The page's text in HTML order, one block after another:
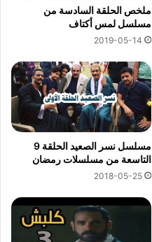
ملخص الحلقة السادسة من
مسلسل لمس أكتاف
2019-05-14
مسلسل نسر الصعيد الحلقة 9
التاسعة من مسلسلات رمضان
2018-05-25